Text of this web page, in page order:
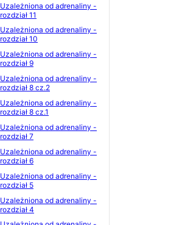
Uzależniona od adrenaliny -
rozdział 11
Uzależniona od adrenaliny -
rozdział 10
Uzależniona od adrenaliny -
rozdział 9
Uzależniona od adrenaliny -
rozdział 8 cz.2
Uzależniona od adrenaliny -
rozdział 8 cz.1
Uzależniona od adrenaliny -
rozdział 7
Uzależniona od adrenaliny -
rozdział 6
Uzależniona od adrenaliny -
rozdział 5
Uzależniona od adrenaliny -
rozdział 4